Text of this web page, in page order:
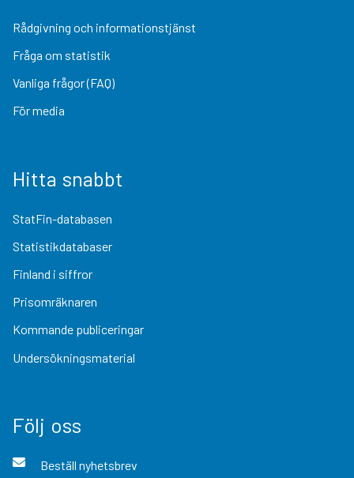
Rådgivning och informationstjänst
Fråga om statistik
Vanliga frågor (FAQ)
För media
Hitta snabbt
StatFin-databasen
Statistikdatabaser
Finland i siffror
Prisomräknaren
Kommande publiceringar
Undersökningsmaterial
Följ oss
Beställ nyhetsbrev